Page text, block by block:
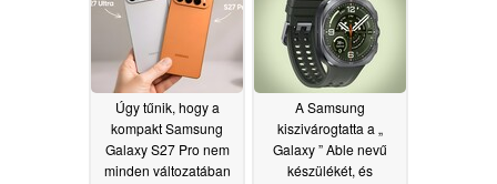
akkumulátorra utal
07/08/2026
07/08/2026
Úgy tűnik, hogy a
kompakt Samsung
Galaxy S27 Pro nem
minden változatában
A Samsung
kiszivárogtatta a „
Galaxy ” Able nevű
készülékét, és